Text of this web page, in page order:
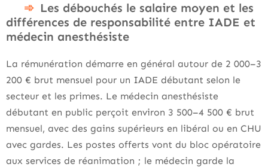
Les débouchés le salaire moyen et les
différences de responsabilité entre IADE et
médecin anesthésiste
La rémunération démarre en général autour de 2 000–3
200 € brut mensuel pour un IADE débutant selon le
secteur et les primes. Le médecin anesthésiste
débutant en public perçoit environ 3 500–4 500 € brut
mensuel, avec des gains supérieurs en libéral ou en CHU
avec gardes. Les postes offerts vont du bloc opératoire
aux services de réanimation ; le médecin garde la